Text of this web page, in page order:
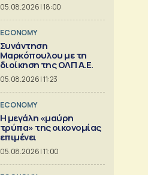
05.08.2026 | 18:00
ECONOMY
Συνάντηση
Μαρκόπουλου με τη
διοίκηση της ΟΛΠ Α.Ε.
05.08.2026 | 11:23
ECONOMY
Η μεγάλη «μαύρη
τρύπα» της οικονομίας
επιμένει
05.08.2026 | 11:00